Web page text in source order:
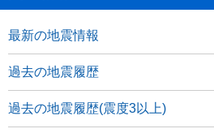
最新の地震情報
過去の地震履歴
過去の地震履歴(震度3以上)